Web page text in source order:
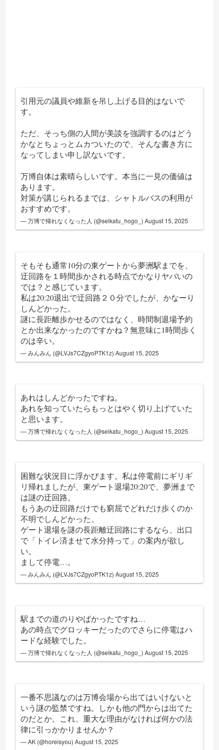
引用元の議員や維新を吊し上げる目的はないで
す。
ただ、そっち側の人間が美談を強調するのはどう
かなとちょっとムカついたので、そんな書き方に
なってしまい申し訳ないです。
万博自体は素晴らしいです。本当に一見の価値は
あります。
対策が講じられるまでは、シャトルバスの利用が
おすすめです。
— 万博で帰れなくなった人 (@seikatu_hogo_)August 15, 2025
そもそも通常10分の東ゲートから夢洲駅までを、
迂回路を１時間歩かされる時点でかなりヤバいの
では？と感じています。
私は20:20退出で迂回路２０分でしたが、かなーり
しんどかった。
謎に長距離歩かせるのではなく、時間制退場予約
とか出来なかったのですかね？無意味に1時間歩く
のは辛い。
— みんみん (@LVJs7CZgyoPTK1z)August 15, 2025
あれはしんどかったですね。
あれを知っていたらもっとはやく切り上げていた
と思います。
— 万博で帰れなくなった人 (@seikatu_hogo_)August 15, 2025
困難な状況目に浮かびます。私は停電前にギリギ
リ帰れましたが、東ゲート退場20:20で、夢洲まで
は謎の迂回路。
もうあの迂回路だけでも窮屈でどれだけ歩くのか
不明でしんどかった。
ゲート退場を謎の長距離迂回路にするなら、出口
で「トイレ済ませて水分持って」の案内が欲し
い。
まして停電…。
— みんみん (@LVJs7CZgyoPTK1z)August 15, 2025
駅までの道のりやばかったですね…
あの時点でグロッキーだったのでさらに停電はハ
ードな経験でした。
— 万博で帰れなくなった人 (@seikatu_hogo_)August 15, 2025
一番不思議なのは万博会場から出てはいけないと
いう謎の監禁ですね。しかも他の門からは出てた
のだとか。これ、重大な理由がなければ何かの法
律に引っかかりませんか？
— AK (@horeisyou)August 15, 2025